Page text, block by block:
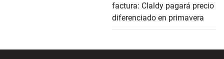
factura: Claldy pagará precio
diferenciado en primavera